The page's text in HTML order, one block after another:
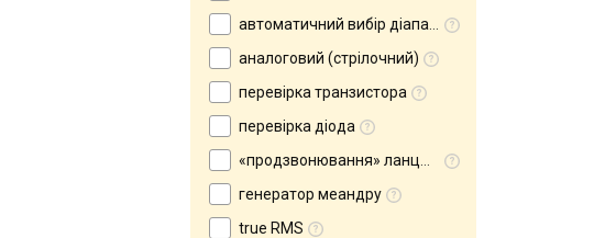
автоматичний вибір діапазону вимірювання
аналоговий (стрілочний)
перевірка транзистора
перевірка діода
«продзвонювання» ланцюга
генератор меандру
true RMS